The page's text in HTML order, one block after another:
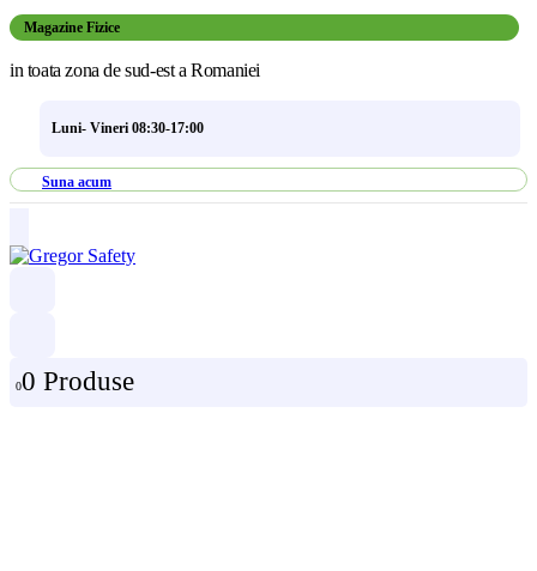
Magazine Fizice
in toata zona de sud-est a Romaniei
Luni- Vineri 08:30-17:00
Suna acum
00 Produse